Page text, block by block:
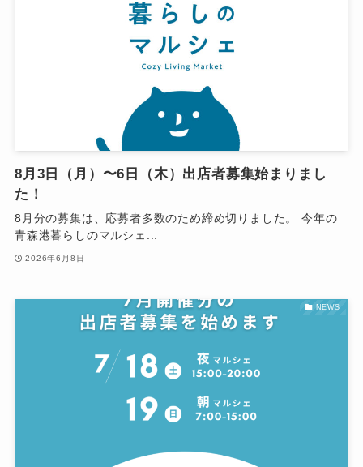
8月3日（月）〜6日（木）出店者募集始まりまし
た！
8月分の募集は、応募者多数のため締め切りました。 今年の
青森港暮らしのマルシェ...
2026年6月8日
NEWS